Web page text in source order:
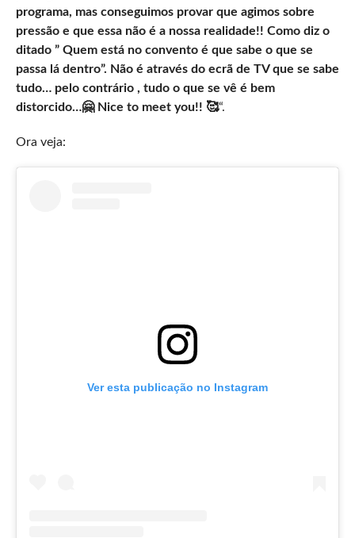
programa, mas conseguimos provar que agimos sobre
pressão e que essa não é a nossa realidade!! Como diz o
ditado ” Quem está no convento é que sabe o que se
passa lá dentro”. Não é através do ecrã de TV que se sabe
tudo… pelo contrário , tudo o que se vê é bem
distorcido…🤗 Nice to meet you!! 🥰“.
Ora veja:
Ver esta publicação no Instagram